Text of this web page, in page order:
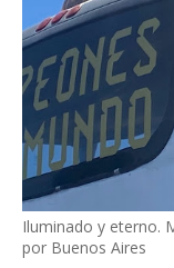
Iluminado y eterno.
por Buenos Aires